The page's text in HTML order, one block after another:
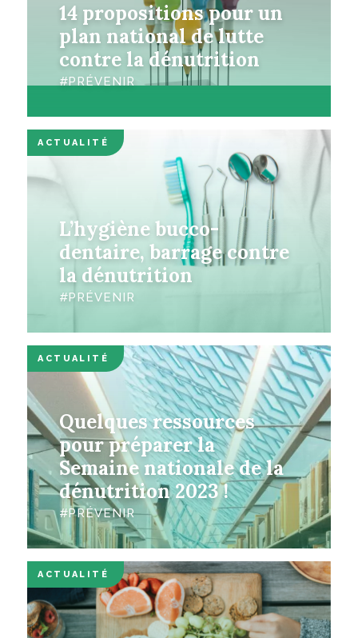
14 propositions pour un
plan national de lutte
contre la dénutrition
PRÉVENIR
ACTUALITÉ
L’hygiène bucco-
dentaire, barrage contre
la dénutrition
PRÉVENIR
ACTUALITÉ
Quelques ressources
pour préparer la
Semaine nationale de la
dénutrition 2023 !
PRÉVENIR
ACTUALITÉ